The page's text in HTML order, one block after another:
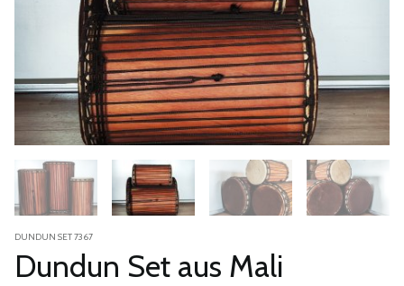
DUNDUN SET 7367
Dundun Set aus Mali